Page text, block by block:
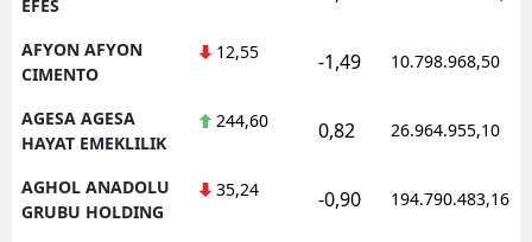
EFES
AFYON AFYON
CIMENTO
12,55 -1,49 10.798.968,50
AGESA AGESA
HAYAT EMEKLILIK
244,60 0,82 26.964.955,10
AGHOL ANADOLU
GRUBU HOLDING
35,24 -0,90 194.790.483,16